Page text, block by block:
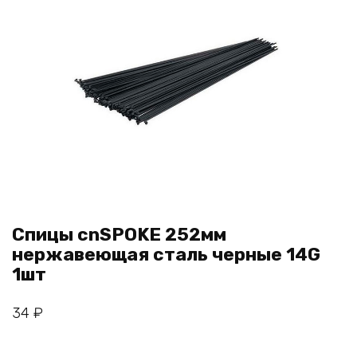
Спицы cnSPOKE 252мм
нержавеющая сталь черные 14G
1шт
34 ₽